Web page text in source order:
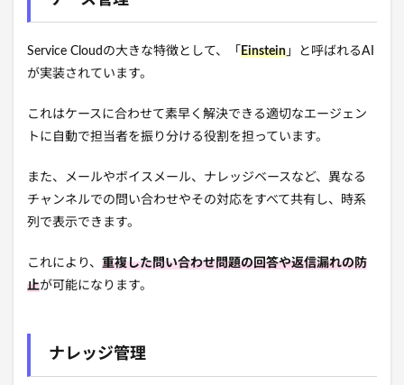
Service Cloudの大きな特徴として、「 Einstein 」と呼ばれるAI
が実装されています。
これはケースに合わせて素早く解決できる適切なエージェン
トに自動で担当者を振り分ける役割を担っています。
また、メールやボイスメール、ナレッジベースなど、異なる
チャンネルでの問い合わせやその対応をすべて共有し、時系
列で表示できます。
これにより、 重複した問い合わせ問題の回答や返信漏れの防
止が可能になります。
ナレッジ管理